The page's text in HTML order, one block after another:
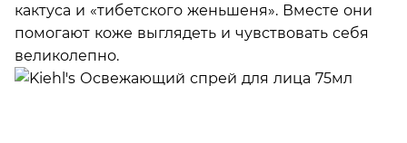
кактуса и «тибетского женьшеня». Вместе они
помогают коже выглядеть и чувствовать себя
великолепно.